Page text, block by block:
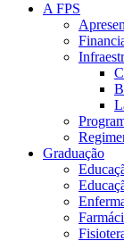
A FPS
Graduação